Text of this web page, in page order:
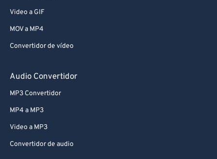
Video a GIF
MOV a MP4
Convertidor de vídeo
Audio Convertidor
MP3 Convertidor
MP4 a MP3
Video a MP3
Convertidor de audio